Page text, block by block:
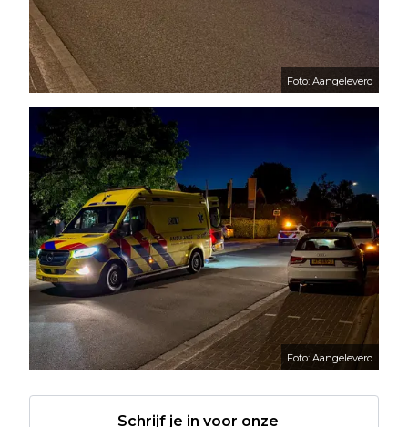
Foto: Aangeleverd
Foto: Aangeleverd
Schrijf je in voor onze